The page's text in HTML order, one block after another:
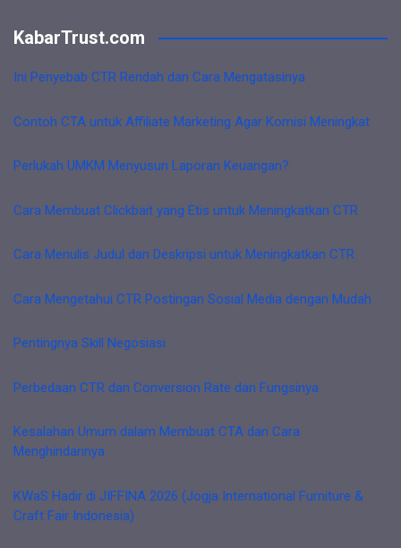
KabarTrust.com
Ini Penyebab CTR Rendah dan Cara Mengatasinya
Contoh CTA untuk Affiliate Marketing Agar Komisi Meningkat
Perlukah UMKM Menyusun Laporan Keuangan?
Cara Membuat Clickbait yang Etis untuk Meningkatkan CTR
Cara Menulis Judul dan Deskripsi untuk Meningkatkan CTR
Cara Mengetahui CTR Postingan Sosial Media dengan Mudah
Pentingnya Skill Negosiasi
Perbedaan CTR dan Conversion Rate dan Fungsinya
Kesalahan Umum dalam Membuat CTA dan Cara
Menghindarinya
KWaS Hadir di JIFFINA 2026 (Jogja International Furniture &
Craft Fair Indonesia)